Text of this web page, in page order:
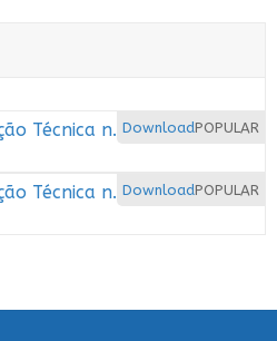
POPULAR
Download
Técnica n.
POPULAR
Download
Técnica n.